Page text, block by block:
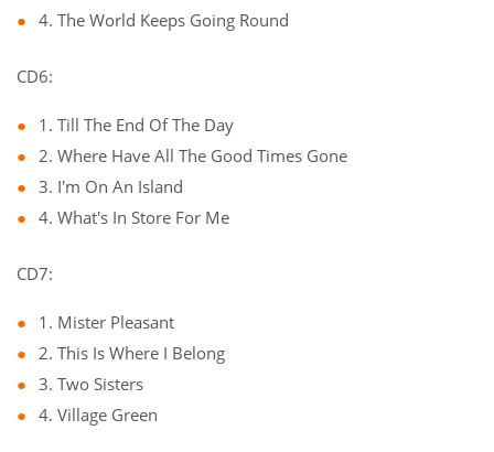
4. The World Keeps Going Round
CD6:
1. Till The End Of The Day
2. Where Have All The Good Times Gone
3. I'm On An Island
4. What's In Store For Me
CD7:
1. Mister Pleasant
2. This Is Where I Belong
3. Two Sisters
4. Village Green